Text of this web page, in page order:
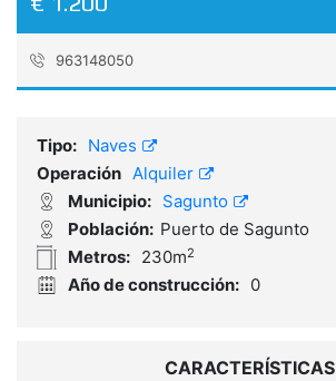
963148050
Tipo: Naves
Operación Alquiler
Municipio: Sagunto
Población: Puerto de Sagunto
Metros: 230m2
Año de construcción: 0
CARACTERÍSTICAS